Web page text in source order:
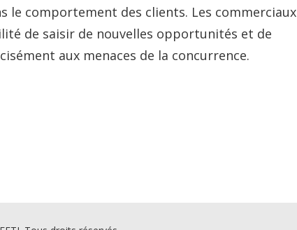
le comportement des clients. Les commerciaux
de saisir de nouvelles opportunités et de
aux menaces de la concurrence.